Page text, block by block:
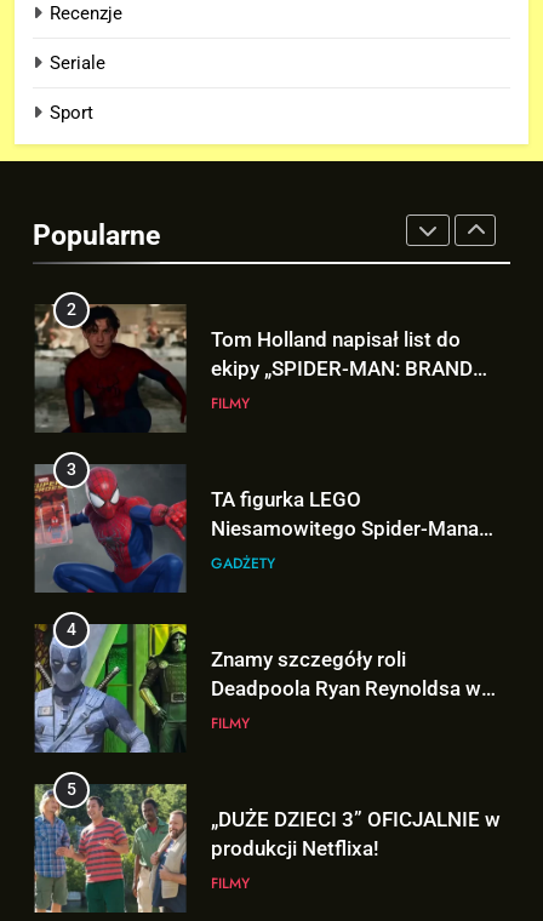
Recenzje
Seriale
Sport
Popularne
1
„X-MEN” jako nowy Scott
2
Tom Holland napisał list do
ekipy „SPIDER-MAN: BRAND
NEW DAY” i… potwierdził swój
FILMY
3
TA figurka LEGO
Niesamowitego Spider-Mana
jest warta tysiące dolarów!
GADŻETY
4
Znamy szczegóły roli
Deadpoola Ryan Reynoldsa w
„AVENGERS: DOOMSDAY”!
FILMY
5
„DUŻE DZIECI 3” OFICJALNIE w
produkcji Netflixa!
FILMY